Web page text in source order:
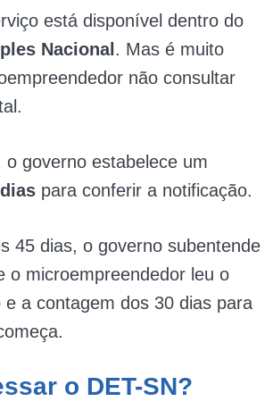
está disponível dentro do
Nacional. Mas é muito
não consultar
o governo estabelece um
para conferir a notificação.
45 dias, o governo subentende
o microempreendedor leu o
e a contagem dos 30 dias para
o DET-SN?